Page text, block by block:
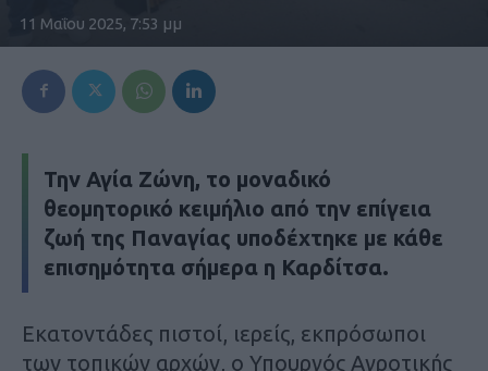
11 Μαΐου 2025, 7:53 μμ
Την Αγία Ζώνη, το μοναδικό
θεομητορικό κειμήλιο από την επίγεια
ζωή της Παναγίας υποδέχτηκε με κάθε
επισημότητα σήμερα η Καρδίτσα.
Εκατοντάδες πιστοί, ιερείς, εκπρόσωποι
των τοπικών αρχών, ο Υπουργός Αγροτικής